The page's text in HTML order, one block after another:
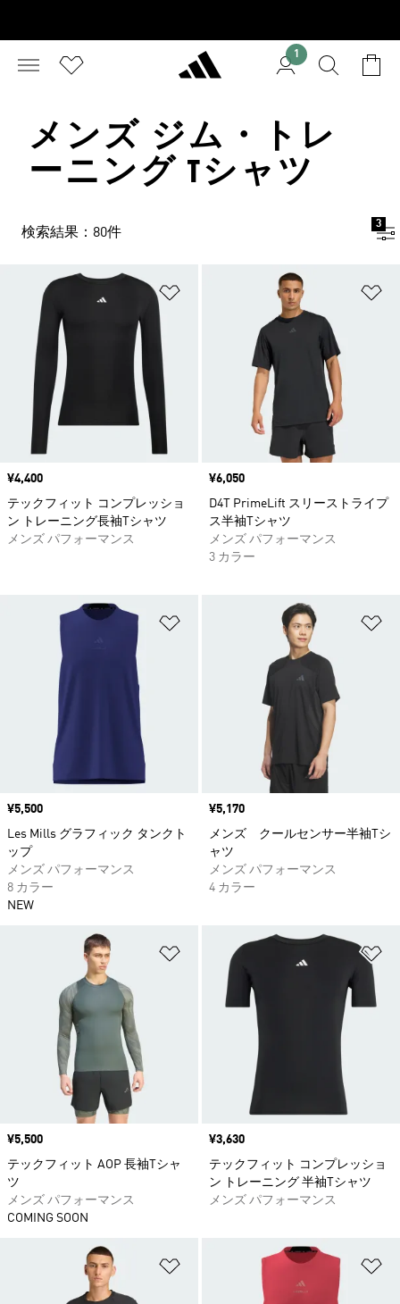
1
メンズ ジム・トレ
ーニング Tシャツ
検索結果：80件
3
ほしいものリストに追加
価格
¥4,400
テックフィット コンプレッショ
ン トレーニング長袖Tシャツ
メンズ パフォーマンス
価格
¥6,050
D4T PrimeLift スリーストライプ
ス半袖Tシャツ
メンズ パフォーマンス
3 カラー
ほしいものリストに追加
価格
¥5,500
Les Mills グラフィック タンクト
ップ
メンズ パフォーマンス
8 カラー
NEW
価格
¥5,170
メンズ クールセンサー半袖Tシ
ャツ
メンズ パフォーマンス
4 カラー
ほしいものリストに追加
価格
¥5,500
テックフィット AOP 長袖Tシャ
ツ
メンズ パフォーマンス
COMING SOON
価格
¥3,630
テックフィット コンプレッショ
ン トレーニング 半袖Tシャツ
メンズ パフォーマンス
ほしいものリストに追加